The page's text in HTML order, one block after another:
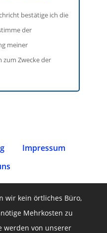
bestätige ich die
der
meiner
zum Zwecke der
Impressum
wir kein örtliches Büro,
Mehrkosten zu
werden von unserer